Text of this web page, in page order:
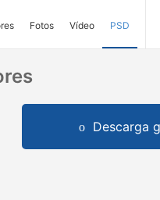
Fotos Vídeo PSD
Descarga